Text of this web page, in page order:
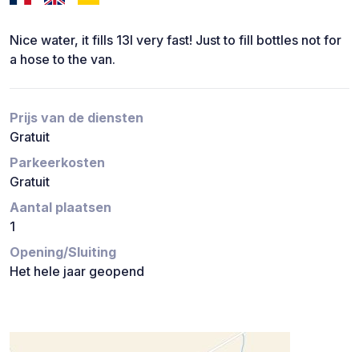
Nice water, it fills 13l very fast! Just to fill bottles not for
a hose to the van.
Prijs van de diensten
Gratuit
Parkeerkosten
Gratuit
Aantal plaatsen
1
Opening/Sluiting
Het hele jaar geopend